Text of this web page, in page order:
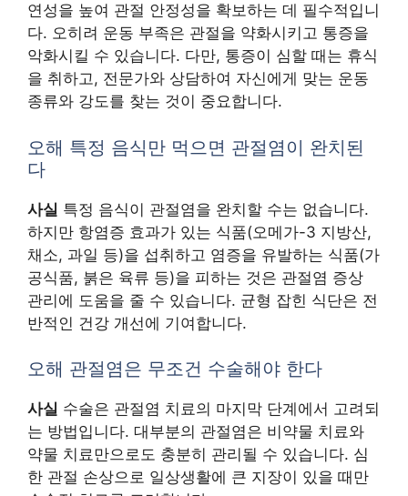
연성을 높여 관절 안정성을 확보하는 데 필수적입니
다. 오히려 운동 부족은 관절을 약화시키고 통증을
악화시킬 수 있습니다. 다만, 통증이 심할 때는 휴식
을 취하고, 전문가와 상담하여 자신에게 맞는 운동
종류와 강도를 찾는 것이 중요합니다.
오해 특정 음식만 먹으면 관절염이 완치된
다
사실 특정 음식이 관절염을 완치할 수는 없습니다.
하지만 항염증 효과가 있는 식품(오메가-3 지방산,
채소, 과일 등)을 섭취하고 염증을 유발하는 식품(가
공식품, 붉은 육류 등)을 피하는 것은 관절염 증상
관리에 도움을 줄 수 있습니다. 균형 잡힌 식단은 전
반적인 건강 개선에 기여합니다.
오해 관절염은 무조건 수술해야 한다
사실 수술은 관절염 치료의 마지막 단계에서 고려되
는 방법입니다. 대부분의 관절염은 비약물 치료와
약물 치료만으로도 충분히 관리될 수 있습니다. 심
한 관절 손상으로 일상생활에 큰 지장이 있을 때만